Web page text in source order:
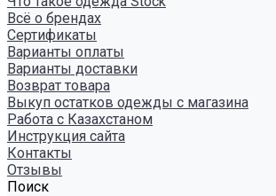
Всё о брендах
Сертификаты
Варианты оплаты
Варианты доставки
Возврат товара
Выкуп остатков одежды с магазина
Работа с Казахстаном
Инструкция сайта
Контакты
Отзывы
Поиск